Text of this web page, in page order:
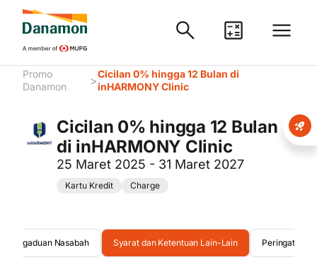
Promo
Danamon
>Cicilan 0% hingga 12 Bulan di
inHARMONY Clinic
Cicilan 0% hingga 12 Bulan
di inHARMONY Clinic
25 Maret 2025 - 31 Maret 2027
Kartu Kredit Charge
Pengaduan Nasabah Syarat dan Ketentuan Lain-Lain Peringatan